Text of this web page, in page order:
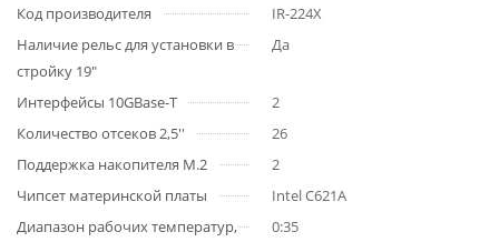
Код производителя
IR-224X
Наличие рельс для установки в
стройку 19"
Да
Интерфейсы 10GBase-T
2
Количество отсеков 2,5''
26
Поддержка накопителя M.2
2
Чипсет материнской платы
Intel C621A
Диапазон рабочих температур,
0:35